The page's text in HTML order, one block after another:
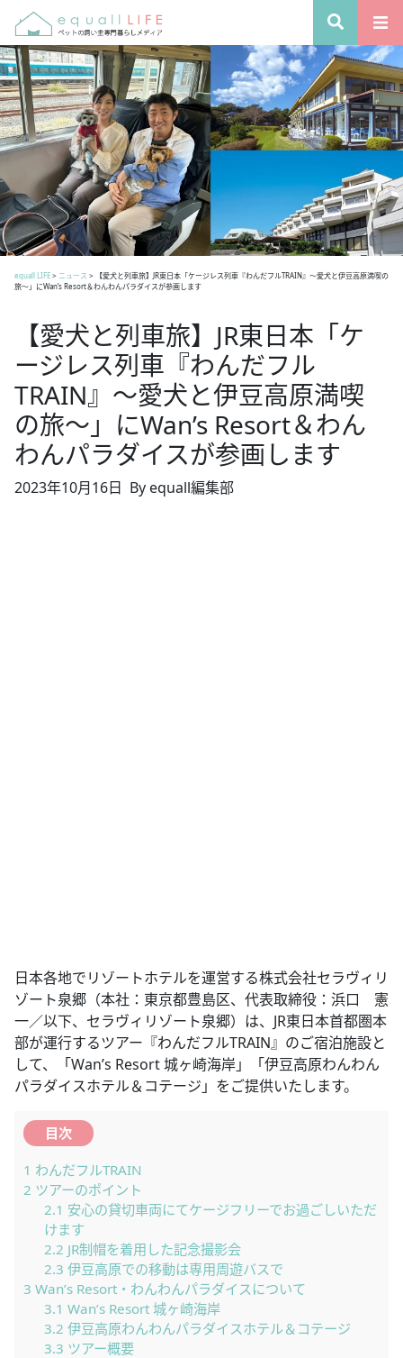
equall LIFE> ニュース >
【愛犬と列車旅】JR東日本「ケージレス列車『わんだフルTRAIN』～愛犬と伊豆高原満喫の
旅～」にWan’s Resort＆わんわんパラダイスが参画します
【愛犬と列車旅】JR東日本「ケ
ージレス列車『わんだフル
TRAIN』～愛犬と伊豆高原満喫
の旅～」にWan’s Resort＆わん
わんパラダイスが参画します
2023年10月16日 By equall編集部
日本各地でリゾートホテルを運営する株式会社セラヴィリ
ゾート泉郷（本社：東京都豊島区、代表取締役：浜口 憲
一／以下、セラヴィリゾート泉郷）は、JR東日本首都圏本
部が運行するツアー『わんだフルTRAIN』のご宿泊施設と
して、「Wan’s Resort 城ヶ崎海岸」「伊豆高原わんわん
パラダイスホテル＆コテージ」をご提供いたします。
目次
1 わんだフルTRAIN
2 ツアーのポイント
2.1 安心の貸切車両にてケージフリーでお過ごしいただ
けます
2.2 JR制帽を着用した記念撮影会
2.3 伊豆高原での移動は専用周遊バスで
3 Wan’s Resort・わんわんパラダイスについて
3.1 Wan’s Resort 城ヶ崎海岸
3.2 伊豆高原わんわんパラダイスホテル＆コテージ
3.3 ツアー概要